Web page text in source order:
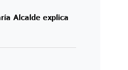
Alcalde explica